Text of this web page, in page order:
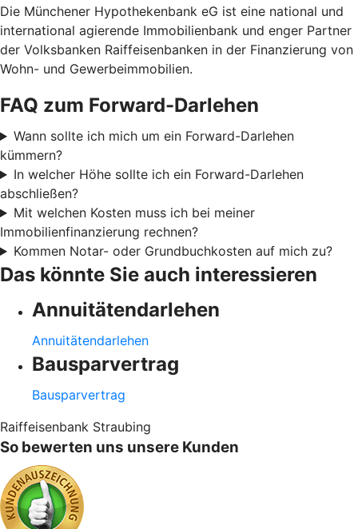
Die Münchener Hypothekenbank eG ist eine national und
international agierende Immobilienbank und enger Partner
der Volksbanken Raiffeisenbanken in der Finanzierung von
Wohn- und Gewerbeimmobilien.
FAQ zum Forward-Darlehen
Wann sollte ich mich um ein Forward-Darlehen
kümmern?
In welcher Höhe sollte ich ein Forward-Darlehen
abschließen?
Mit welchen Kosten muss ich bei meiner
Immobilienfinanzierung rechnen?
Kommen Notar- oder Grundbuchkosten auf mich zu?
Das könnte Sie auch interessieren
Annuitätendarlehen
Annuitätendarlehen
Bausparvertrag
Bausparvertrag
Raiffeisenbank Straubing
So bewerten uns unsere Kunden